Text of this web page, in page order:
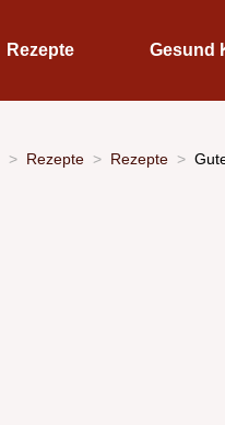
Rezepte Gesund
Rezepte Rezepte